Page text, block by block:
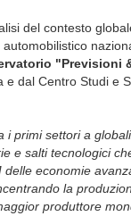
del contesto
"Previsioni
e dal Centro Studi e
i primi settori a
e salti tecnologici
delle economie
la
produttore